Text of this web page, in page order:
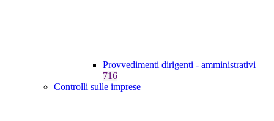
Provvedimenti dirigenti - amministrativi
716
Controlli sulle imprese